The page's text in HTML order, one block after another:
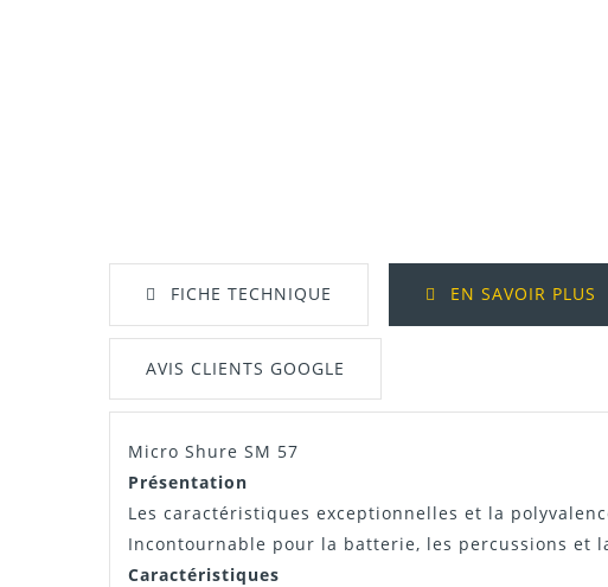
FICHE TECHNIQUE EN SAVOIR PLUS
AVIS CLIENTS GOOGLE
Manuel / Notice
Micro Shure SM 57
Présentation
Les caractéristiques exceptionnelles et la
Incontournable pour la batterie, les percussions
Caractéristiques